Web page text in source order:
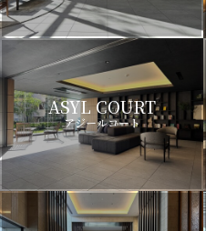
ASYL COURT
アジールコート